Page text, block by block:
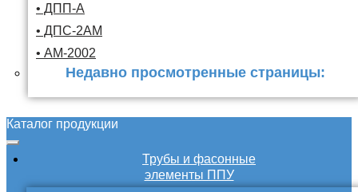
• ДПП-А
• ДПС-2АМ
• АМ-2002
Недавно просмотренные страницы:
Каталог продукции
Трубы и фасонные
элементы ППУ